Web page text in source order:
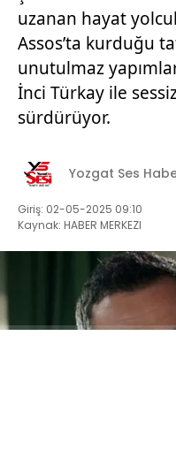
uzanan hayat
Assos’ta kurduğu
unutulmaz
İnci Türkay ile
sürdürüyor.
Yozgat Ses
Giriş: 02-05-2025 09:10
Kaynak: HABER MERKEZI